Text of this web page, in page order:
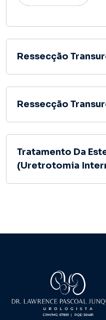
Ressecção
Ressecção
Tratamento Da
(Uretrotomia